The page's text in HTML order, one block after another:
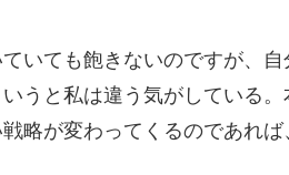
いても飽きないのですが、
うと私は違う気がしている
略が変わってくるのであれ